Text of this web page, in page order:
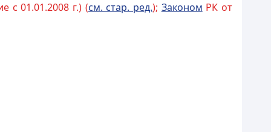
с 01.01.2008 г.) (см. стар. ред.); Законом РК от